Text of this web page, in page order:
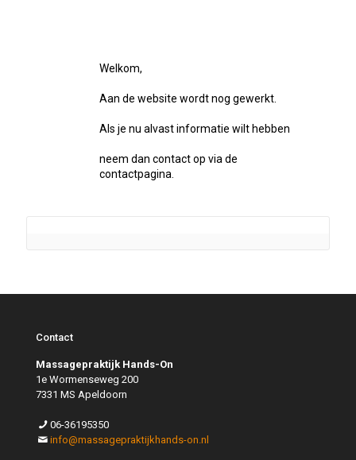
Welkom,
Aan de website wordt nog gewerkt.
Als je nu alvast informatie wilt hebben
neem dan contact op via de
contactpagina.
Contact
Massagepraktijk Hands-On
1e Wormenseweg 200
7331 MS Apeldoorn
06-36195350
info@massagepraktijkhands-on.nl